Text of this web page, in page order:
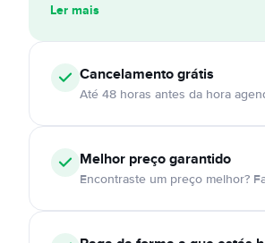
Ler mais
Cancelamentográtis
Até 48 horas antes da hora
Melhor preço garantido
Encontraste um preço melhor?